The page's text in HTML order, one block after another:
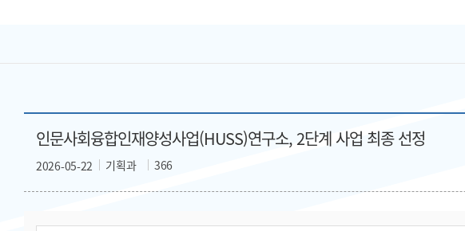
인문사회융합인재양성사업(HUSS)연구소, 2단계 사업 최종 선정
기획과 366
2026-05-22